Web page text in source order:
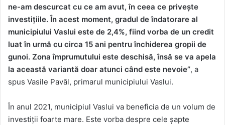
ne-am descurcat cu ce am avut, în ceea ce privește
investițiile. În acest moment, gradul de îndatorare al
municipiului Vaslui este de 2,4%, fiind vorba de un credit
luat în urmă cu circa 15 ani pentru închiderea gropii de
gunoi. Zona împrumutului este deschisă, însă se va apela
la această variantă doar atunci când este nevoie”, a
spus Vasile Pavăl, primarul municipiului Vaslui.
În anul 2021, municipiul Vaslui va beneficia de un volum de
investiții foarte mare. Este vorba despre cele șapte